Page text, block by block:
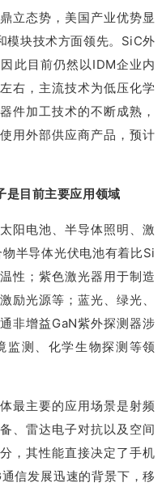
态势，美国产业优势显
模块技术方面领先。SiC外
此目前仍然以IDM企业内
右，主流技术为低压化学
件加工技术的不断成熟，
用外部供应商产品，预计
是目前主要应用领域
电池、半导体照明、激
半导体光伏电池有着比Si
性；紫色激光器用于制造
励光源等；蓝光、绿光、
非增益GaN紫外探测器涉
监测、化学生物探测等领
主要的应用场景是射频
、雷达电子对抗以及空间
，其性能直接决定了手机
信发展迅速的背景下，移